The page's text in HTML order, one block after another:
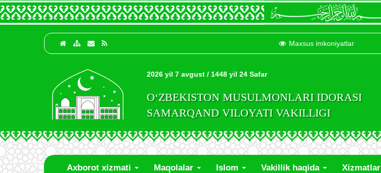
Maxsus imkoniyatlar
2026 yil 7 avgust / 1448 yil 24 Safar
O‘ZBEKISTON MUSULMONLARI IDORASI
SAMARQAND VILOYATI VAKILLIGI
Axborot xizmati Maqolalar Islom Vakillik haqida Xizmatlar